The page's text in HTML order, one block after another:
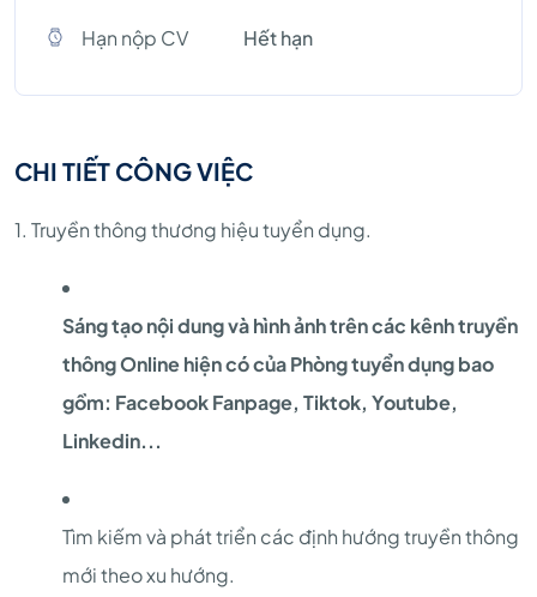
Hạn nộp CV Hết hạn
CHI TIẾT CÔNG VIỆC
1. Truyền thông thương hiệu tuyển dụng.
Sáng tạo nội dung và hình ảnh trên các kênh truyền
thông Online hiện có của Phòng tuyển dụng bao
gồm: Facebook Fanpage, Tiktok, Youtube,
Linkedin...
Tìm kiếm và phát triển các định hướng truyền thông
mới theo xu hướng.